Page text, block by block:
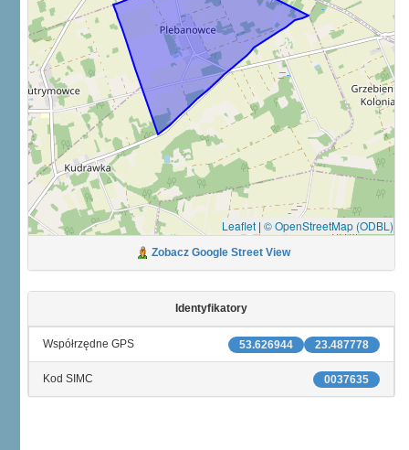
Leaflet | © OpenStreetMap (ODBL)
Zobacz Google Street View
Identyfikatory
23.487778
53.626944
Współrzędne GPS
0037635
Kod SIMC